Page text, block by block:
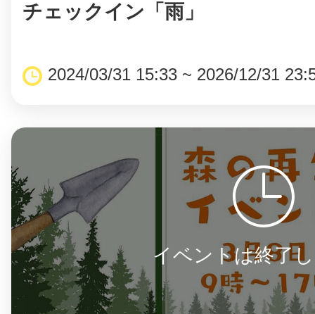
チェックイン「雨」
2024/03/31 15:33 ~ 2026/12/31
イベントは終了
プライバシーポ
©︎ KAYAC Inc.All